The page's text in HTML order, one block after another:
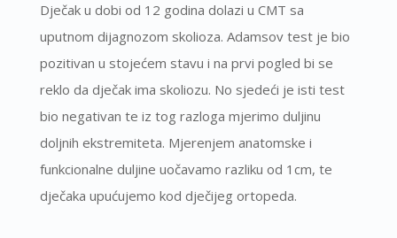
Dječak u dobi od 12 godina dolazi u CMT sa
uputnom dijagnozom skolioza. Adamsov test je bio
pozitivan u stojećem stavu i na prvi pogled bi se
reklo da dječak ima skoliozu. No sjedeći je isti test
bio negativan te iz tog razloga mjerimo duljinu
doljnih ekstremiteta. Mjerenjem anatomske i
funkcionalne duljine uočavamo razliku od 1cm, te
dječaka upućujemo kod dječijeg ortopeda.